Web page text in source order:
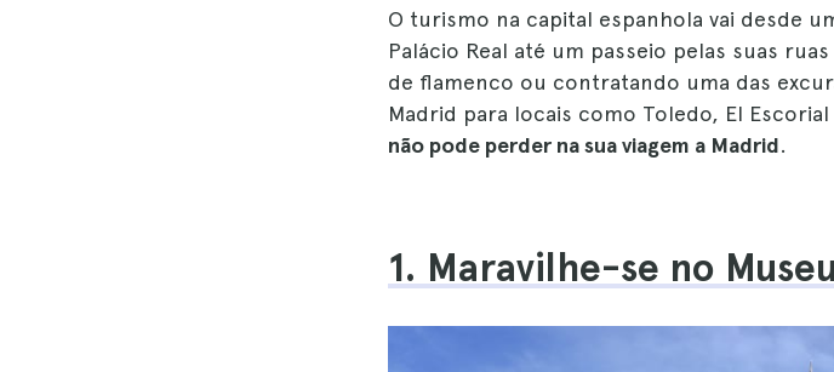
O turismo na capital espanhola vai desde
Palácio Real até um passeio pelas suas
de flamenco ou contratando uma das
Madrid para locais como Toledo, El Escorial
não pode perder na sua viagem a Madrid.
1. Maravilhe-se no